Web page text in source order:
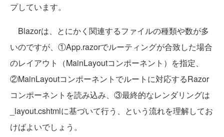
プしています。
Blazorは、とにかく関連するファイルの種類や数が多
いのですが、①App.razorでルーティングが合致した場合
のレイアウト（MainLayoutコンポーネント）を指定、
②MainLayoutコンポーネントでルートに対応するRazor
コンポーネントを読み込み、③最終的なレンダリングは
_layout.cshtmlに基づいて行う、という流れを理解してお
けばよいでしょう。